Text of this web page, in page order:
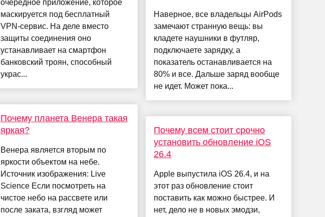
очередное приложение, которое
маскируется под бесплатный
VPN-сервис. На деле вместо
защиты соединения оно
устанавливает на смартфон
банковский троян, способный
украс...
Почему планета Венера такая
яркая?
Венера является вторым по
яркости объектом на небе.
Источник изображения: Live
Science Если посмотреть на
чистое небо на рассвете или
после заката, взгляд может
Наверное, все владельцы AirPods
замечают странную вещь: вы
кладете наушники в футляр,
подключаете зарядку, а
показатель останавливается на
80% и все. Дальше заряд вообще
не идет. Может пока...
Почему всем стоит срочно
установить обновление iOS
26.4
Apple выпустила iOS 26.4, и на
этот раз обновление стоит
поставить как можно быстрее. И
нет, дело не в новых эмодзи,